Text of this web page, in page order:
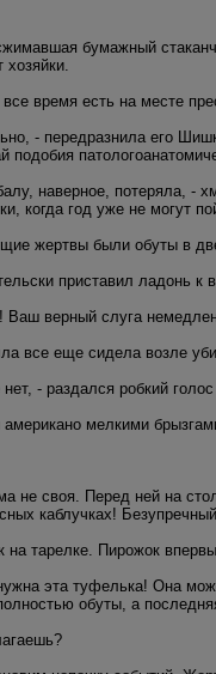
бумажный
хозяйки.
время есть на месте
- передразнила его
подобия
наверное, потеряла, -
когда год уже не могут
жертвы были обуты в
приставил ладонь
Ваш верный слуга
все еще сидела возле
- раздался робкий
мелкими
не своя. Перед ней на
каблучках!
тарелке. Пирожок
эта туфелька! Она
обуты, а